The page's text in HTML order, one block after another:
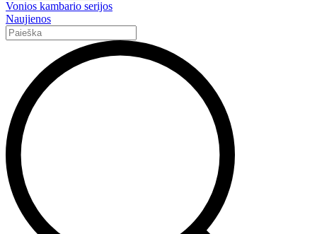
Vonios kambario serijos
Naujienos